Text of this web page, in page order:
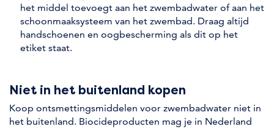
het middel toevoegt aan het zwembadwater of aan het
schoonmaaksysteem van het zwembad. Draag altijd
handschoenen en oogbescherming als dit op het
etiket staat.
Niet in het buitenland kopen
Koop ontsmettingsmiddelen voor zwembadwater niet in
het buitenland. Biocideproducten mag je in Nederland